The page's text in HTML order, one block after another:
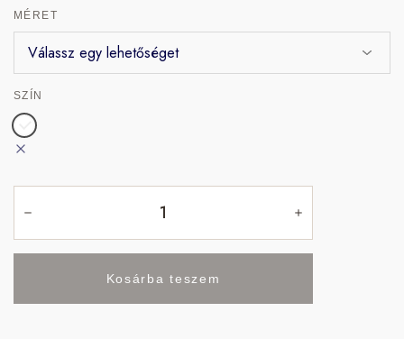
MÉRET
SZÍN
Kosárba teszem